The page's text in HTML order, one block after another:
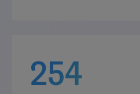
254